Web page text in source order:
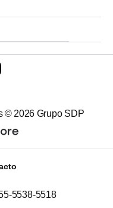
© 2026 Grupo SDP
5538-5518